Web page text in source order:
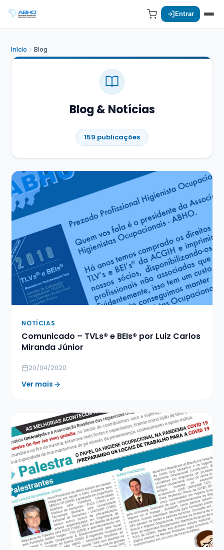
Entrar
Início Blog
Blog & Notícias
159 publicações
NOTÍCIAS
Comunicado – TVLs® e BEIs® por Luiz Carlos
Miranda Júnior
20/04/2020
Ver mais